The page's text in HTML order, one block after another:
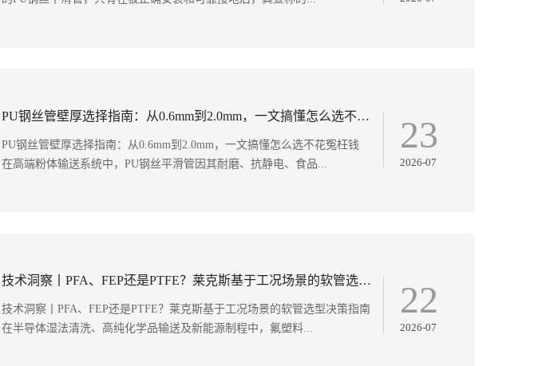
23
2026-07
PU钢丝管壁厚选择指南：从0.6mm到2.0mm，一文搞懂怎么选不花冤枉钱
PU钢丝管壁厚选择指南：从0.6mm到2.0mm，一文搞懂怎么选不花冤枉钱
在高端粉体输送系统中，PU钢丝平滑管因其耐磨、抗静电、食品...
22
2026-07
技术洞察丨PFA、FEP还是PTFE？莱克斯基于工况场景的软管选型决策指南
技术洞察丨PFA、FEP还是PTFE？莱克斯基于工况场景的软管选型决策指南
在半导体湿法清洗、高纯化学品输送及新能源制程中，氟塑料...